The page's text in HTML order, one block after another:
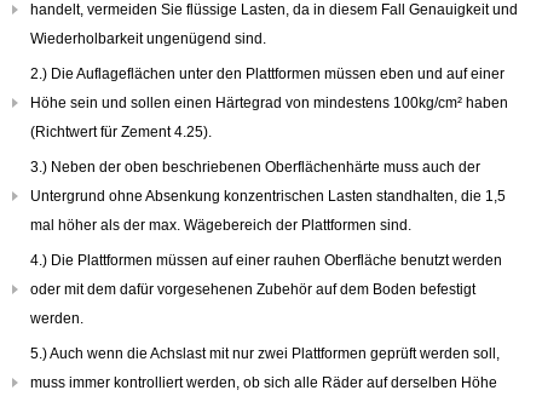
handelt, vermeiden Sie flüssige Lasten, da in diesem Fall Genauigkeit und
Wiederholbarkeit ungenügend sind.
2.) Die Auflageflächen unter den Plattformen müssen eben und auf einer
Höhe sein und sollen einen Härtegrad von mindestens 100kg/cm² haben
(Richtwert für Zement 4.25).
3.) Neben der oben beschriebenen Oberflächenhärte muss auch der
Untergrund ohne Absenkung konzentrischen Lasten standhalten, die 1,5
mal höher als der max. Wägebereich der Plattformen sind.
4.) Die Plattformen müssen auf einer rauhen Oberfläche benutzt werden
oder mit dem dafür vorgesehenen Zubehör auf dem Boden befestigt
werden.
5.) Auch wenn die Achslast mit nur zwei Plattformen geprüft werden soll,
muss immer kontrolliert werden, ob sich alle Räder auf derselben Höhe